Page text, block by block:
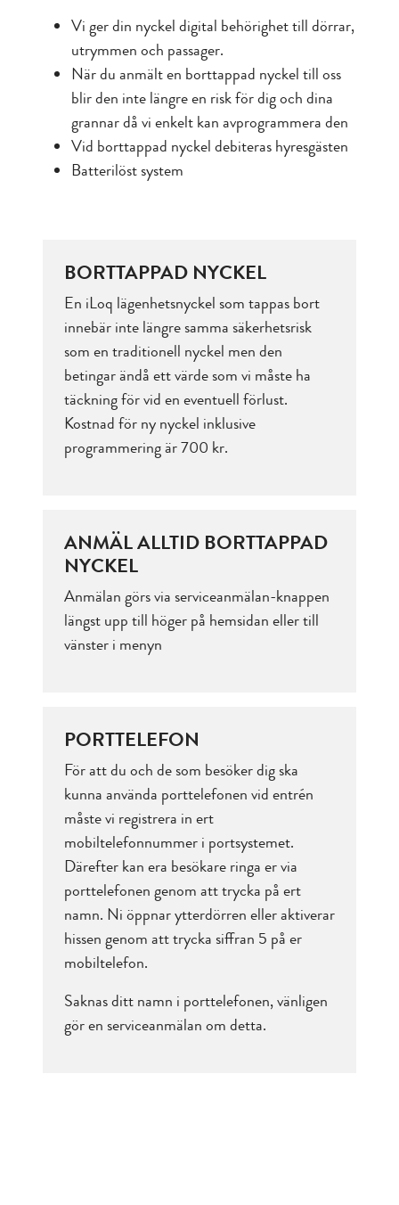
Vi ger din nyckel digital behörighet till dörrar,
utrymmen och passager.
När du anmält en borttappad nyckel till oss
blir den inte längre en risk för dig och dina
grannar då vi enkelt kan avprogrammera den
Vid borttappad nyckel debiteras hyresgästen
Batterilöst system
BORTTAPPAD NYCKEL
En iLoq lägenhetsnyckel som tappas bort
innebär inte längre samma säkerhetsrisk
som en traditionell nyckel men den
betingar ändå ett värde som vi måste ha
täckning för vid en eventuell förlust.
Kostnad för ny nyckel inklusive
programmering är 700 kr.
ANMÄL ALLTID BORTTAPPAD
NYCKEL
Anmälan görs via serviceanmälan-knappen
längst upp till höger på hemsidan eller till
vänster i menyn
PORTTELEFON
För att du och de som besöker dig ska
kunna använda porttelefonen vid entrén
måste vi registrera in ert
mobiltelefonnummer i portsystemet.
Därefter kan era besökare ringa er via
porttelefonen genom att trycka på ert
namn. Ni öppnar ytterdörren eller aktiverar
hissen genom att trycka siffran 5 på er
mobiltelefon.
Saknas ditt namn i porttelefonen, vänligen
gör en serviceanmälan om detta.